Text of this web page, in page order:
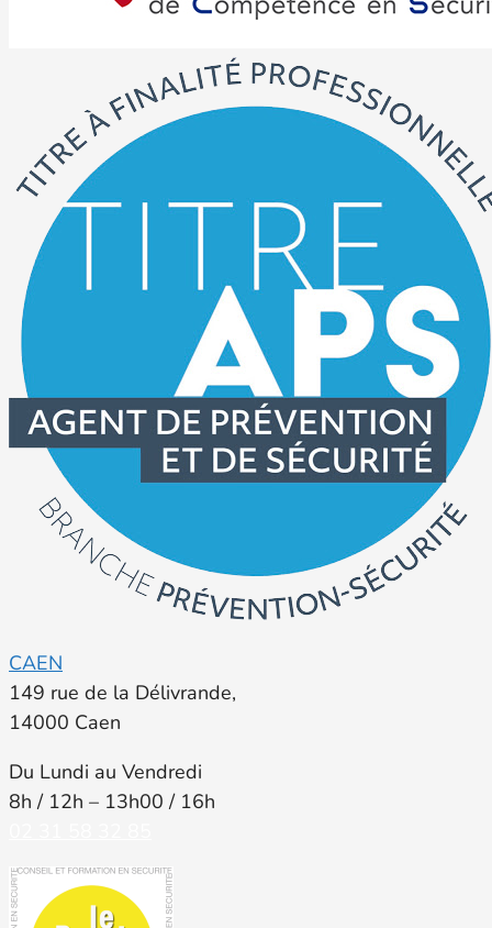
CAEN
149 rue de la Délivrande,
14000 Caen
Du Lundi au Vendredi
8h / 12h – 13h00 / 16h